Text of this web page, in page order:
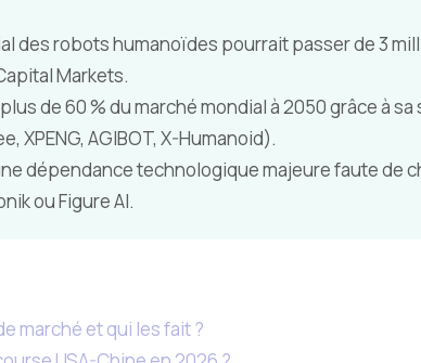
des robots humanoïdes pourrait passer de 3
Markets.
de 60 % du marché mondial à 2050 grâce à
XPENG, AGIBOT, X-Humanoid).
dépendance technologique majeure faute de
ou Figure AI.
marché et qui les fait ?